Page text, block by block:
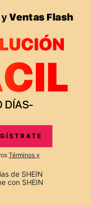
SHEIN
Suscribir
Términos y
de SHEIN
con SHEIN